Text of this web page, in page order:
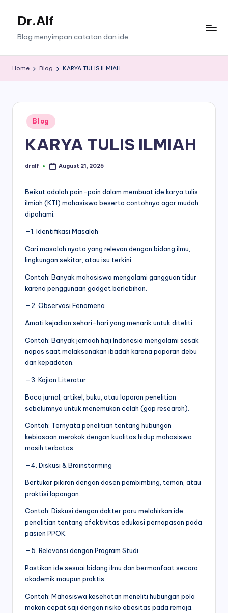
Dr.Alf
Blog menyimpan catatan dan ide
Home Blog KARYA TULIS ILMIAH
Posted
in
Blog
KARYA TULIS ILMIAH
Posted
dralf August 21, 2025
Beikut adalah poin-poin dalam membuat ide karya tulis
ilmiah (KTI) mahasiswa beserta contohnya agar mudah
dipahami:
—1. Identifikasi Masalah
Cari masalah nyata yang relevan dengan bidang ilmu,
lingkungan sekitar, atau isu terkini.
Contoh: Banyak mahasiswa mengalami gangguan tidur
karena penggunaan gadget berlebihan.
—2. Observasi Fenomena
Amati kejadian sehari-hari yang menarik untuk diteliti.
Contoh: Banyak jemaah haji Indonesia mengalami sesak
napas saat melaksanakan ibadah karena paparan debu
dan kepadatan.
—3. Kajian Literatur
Baca jurnal, artikel, buku, atau laporan penelitian
sebelumnya untuk menemukan celah (gap research).
Contoh: Ternyata penelitian tentang hubungan
kebiasaan merokok dengan kualitas hidup mahasiswa
masih terbatas.
—4. Diskusi & Brainstorming
Bertukar pikiran dengan dosen pembimbing, teman, atau
praktisi lapangan.
Contoh: Diskusi dengan dokter paru melahirkan ide
penelitian tentang efektivitas edukasi pernapasan pada
pasien PPOK.
—5. Relevansi dengan Program Studi
Pastikan ide sesuai bidang ilmu dan bermanfaat secara
akademik maupun praktis.
Contoh: Mahasiswa kesehatan meneliti hubungan pola
makan cepat saji dengan risiko obesitas pada remaja.